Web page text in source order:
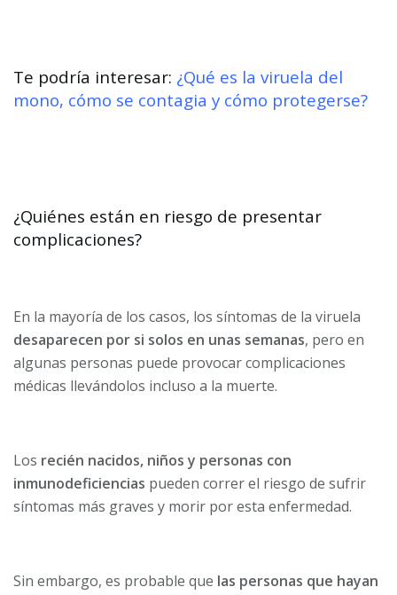
Te podría interesar: ¿Qué es la viruela del
mono, cómo se contagia y cómo protegerse?
¿Quiénes están en riesgo de presentar
complicaciones?
En la mayoría de los casos, los síntomas de la viruela
desaparecen por si solos en unas semanas, pero en
algunas personas puede provocar complicaciones
médicas llevándolos incluso a la muerte.
Los recién nacidos, niños y personas con
inmunodeficiencias pueden correr el riesgo de sufrir
síntomas más graves y morir por esta enfermedad.
Sin embargo, es probable que las personas que hayan